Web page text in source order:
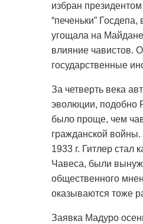
избран
“печеньки”
угощала на
влияние чавистов.
государственные
За четверть века
эволюции, подобно
было проще, чем
гражданской
1933 г. Гитлер стал
Чавеса, были
общественного
оказываются тоже
Заявка Мадуро